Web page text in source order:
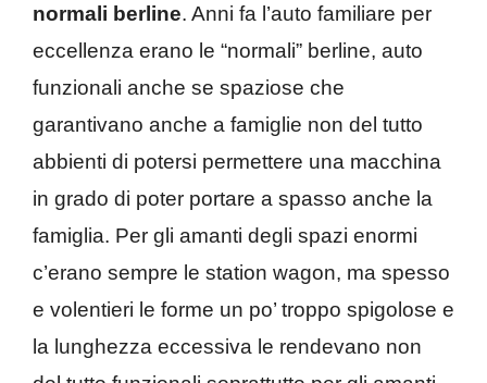
normali berline. Anni fa l’auto familiare per
eccellenza erano le “normali” berline, auto
funzionali anche se spaziose che
garantivano anche a famiglie non del tutto
abbienti di potersi permettere una macchina
in grado di poter portare a spasso anche la
famiglia. Per gli amanti degli spazi enormi
c’erano sempre le station wagon, ma spesso
e volentieri le forme un po’ troppo spigolose e
la lunghezza eccessiva le rendevano non